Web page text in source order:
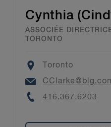
Cynthia
ASSOCIÉE
TORONTO
Location
Toronto
Email
Phone
416.367.6203